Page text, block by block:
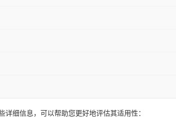
细信息，可以帮助您更好地评估其适用性：